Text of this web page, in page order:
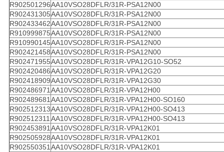
R902501296AA10VSO28DFLR/31R-PSA12N00
R902431305AA10VSO28DFLR/31R-PSA12N00
R902433462AA10VSO28DFLR/31R-PSA12N00
R910999875AA10VSO28DFLR/31R-PSA12N00
R910990145AA10VSO28DFLR/31R-PSA12N00
R902421458AA10VSO28DFLR/31R-PSA12N00
R902471955AA10VSO28DFLR/31R-VPA12G10-SO52
R902420486AA10VSO28DFLR/31R-VPA12G20
R902418909AA10VSO28DFLR/31R-VPA12G30
R902486971AA10VSO28DFLR/31R-VPA12H00
R902489681AA10VSO28DFLR/31R-VPA12H00-SO160
R902512313AA10VSO28DFLR/31R-VPA12H00-SO413
R902512311AA10VSO28DFLR/31R-VPA12H00-SO413
R902453891AA10VSO28DFLR/31R-VPA12K01
R902505928AA10VSO28DFLR/31R-VPA12K01
R902550351AA10VSO28DFLR/31R-VPA12K01